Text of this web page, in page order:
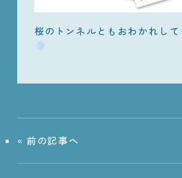
桜のトンネルともおわかれし
«前の記事へ